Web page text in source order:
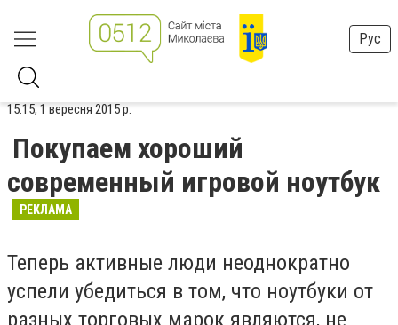
Рус
15:15, 1 вересня 2015 р.
Покупаем хороший
современный игровой ноутбук
РЕКЛАМА
Теперь активные люди неоднократно
успели убедиться в том, что ноутбуки от
разных торговых марок являются, не